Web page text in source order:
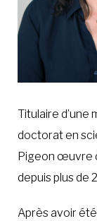
Titulaire d’une
doctorat en
Pigeon œuvre
depuis plus de
Après avoir